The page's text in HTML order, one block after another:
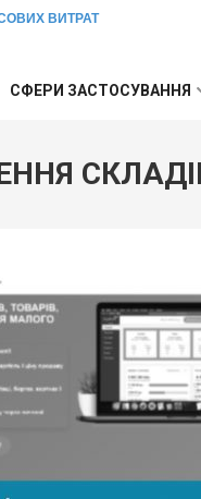
ВИТРАТ
СФЕРИ ЗАСТОСУВАННЯ